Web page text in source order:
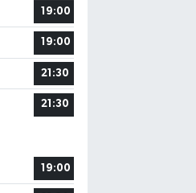
19:00
19:00
21:30
21:30
19:00